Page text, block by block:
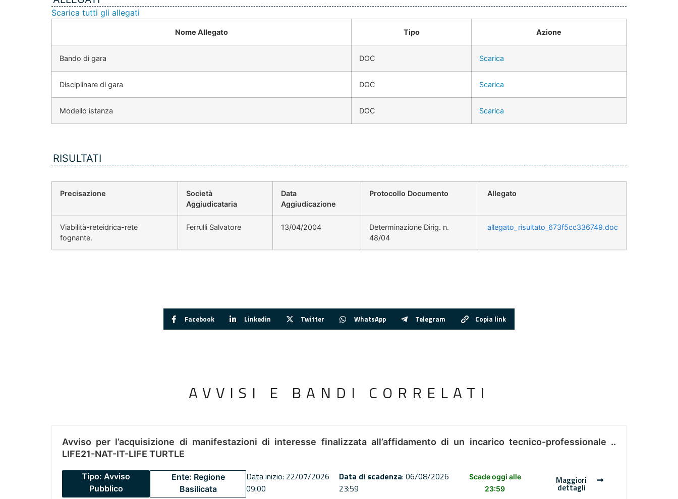
Scarica tutti gli allegati
Nome Allegato Tipo Azione
Bando di gara DOC Scarica
Disciplinare di gara DOC Scarica
Modello istanza DOC Scarica
RISULTATI
Precisazione
Società
Aggiudicataria
Data
Aggiudicazione
Protocollo Documento Allegato
Viabilità-reteidrica-rete
fognante.
Ferrulli Salvatore 13/04/2004
Determinazione Dirig. n.
48/04
allegato_risultato_673f5cc336749.doc
Facebook Linkedin Twitter WhatsApp Telegram Copia link
AVVISI E BANDI CORRELATI
Avviso per l’acquisizione di manifestazioni di interesse finalizzata all’affidamento di un incarico tecnico-professionale ..
LIFE21-NAT-IT-LIFE TURTLE
Tipo: Avviso
Pubblico
Ente: Regione
Basilicata
Data inizio: 22/07/2026
09:00
Data di scadenza: 06/08/2026
23:59
Scade oggi alle
23:59
Maggiori
dettagli